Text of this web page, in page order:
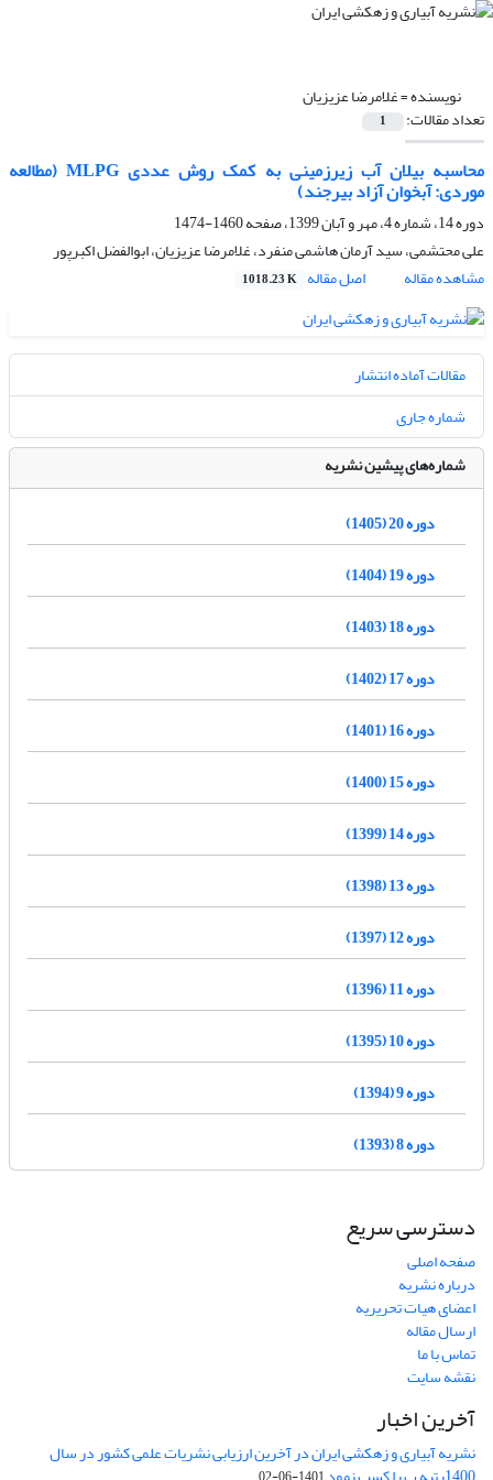
نویسنده =غلامرضا عزیزیان
تعداد مقالات: 1
محاسبه بیلان آب زیرزمینی به کمک روش عددی MLPG (مطالعه
موردی: آبخوان آزاد بیرجند)
دوره 14، شماره 4، مهر و آبان 1399، صفحه
1460-1474
علی محتشمی، سید آرمان هاشمی منفرد، غلامرضا عزیزیان، ابوالفضل اکبرپور
مشاهده مقاله
اصل مقاله 1018.23 K
مقالات آماده انتشار
شماره جاری
شماره‌های پیشین نشریه
دوره 20 (1405)
دوره 19 (1404)
دوره 18 (1403)
دوره 17 (1402)
دوره 16 (1401)
دوره 15 (1400)
دوره 14 (1399)
دوره 13 (1398)
دوره 12 (1397)
دوره 11 (1396)
دوره 10 (1395)
دوره 9 (1394)
دوره 8 (1393)
دسترسی سریع
صفحه اصلی
درباره نشریه
اعضای هیات تحریریه
ارسال مقاله
تماس با ما
نقشه سایت
آخرین اخبار
نشریه آبیاری و زهکشی ایران در آخرین ارزیابی نشریات علمی کشور در سال